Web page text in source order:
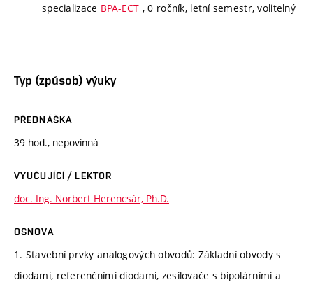
specializace BPA-ECT , 0 ročník, letní semestr, volitelný
Typ (způsob) výuky
PŘEDNÁŠKA
39 hod., nepovinná
VYUČUJÍCÍ / LEKTOR
doc. Ing. Norbert Herencsár, Ph.D.
OSNOVA
1. Stavební prvky analogových obvodů: Základní obvody s
diodami, referenčními diodami, zesilovače s bipolárními a